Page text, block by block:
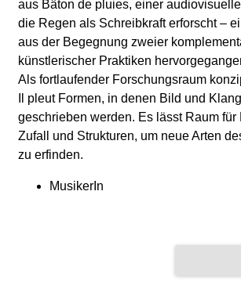
b
o
aus Bâton de pluies, einer
die Regen als Schreibkraft erforscht –
aus der Begegnung zweier
künstlerischer Praktiken
Als fortlaufender Forschungsraum
Il pleut Formen, in denen Bild und
geschrieben werden. Es lässt Raum für
Zufall und Strukturen, um neue Arten
zu erfinden.
MusikerIn